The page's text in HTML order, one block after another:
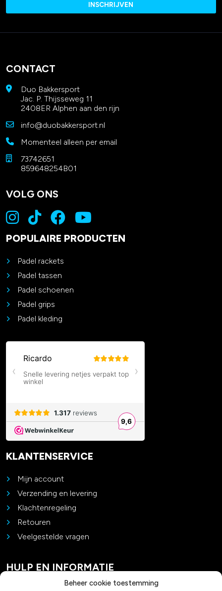
Beheer cookie toestemming
CONTACT
Duo Bakkersport
Jac. P. Thijsseweg 11
2408ER Alphen aan den rijn
info@duobakkersport.nl
Momenteel alleen per email
73742651
859648254B01
VOLG ONS
POPULAIRE PRODUCTEN
Padel rackets
Padel tassen
Padel schoenen
Padel grips
Padel kleding
KLANTENSERVICE
Mijn account
Verzending en levering
Klachtenregeling
Retouren
Veelgestelde vragen
HULP EN INFORMATIE